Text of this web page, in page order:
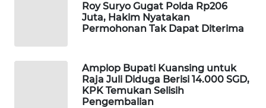
Roy Suryo Gugat Polda Rp206
Juta, Hakim Nyatakan
Permohonan Tak Dapat Diterima
Amplop Bupati Kuansing untuk
Raja Juli Diduga Berisi 14.000 SGD,
KPK Temukan Selisih
Pengembalian
LISTRIK